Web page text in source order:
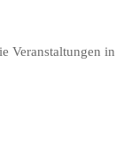
Veranstaltungen in